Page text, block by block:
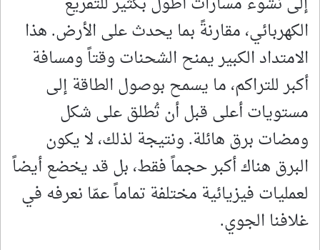
الكهربائي، مقارنةً بما يحدث على الأرض. هذا
الامتداد الكبير يمنح الشحنات وقتاً ومسافة
أكبر للتراكم، ما يسمح بوصول الطاقة إلى
مستويات أعلى قبل أن تُطلق على شكل
ومضات برق هائلة. ونتيجة لذلك، لا يكون
البرق هناك أكبر حجماً فقط، بل قد يخضع أيضاً
لعمليات فيزيائية مختلفة تماماً عمّا نعرفه في
غلافنا الجوي.